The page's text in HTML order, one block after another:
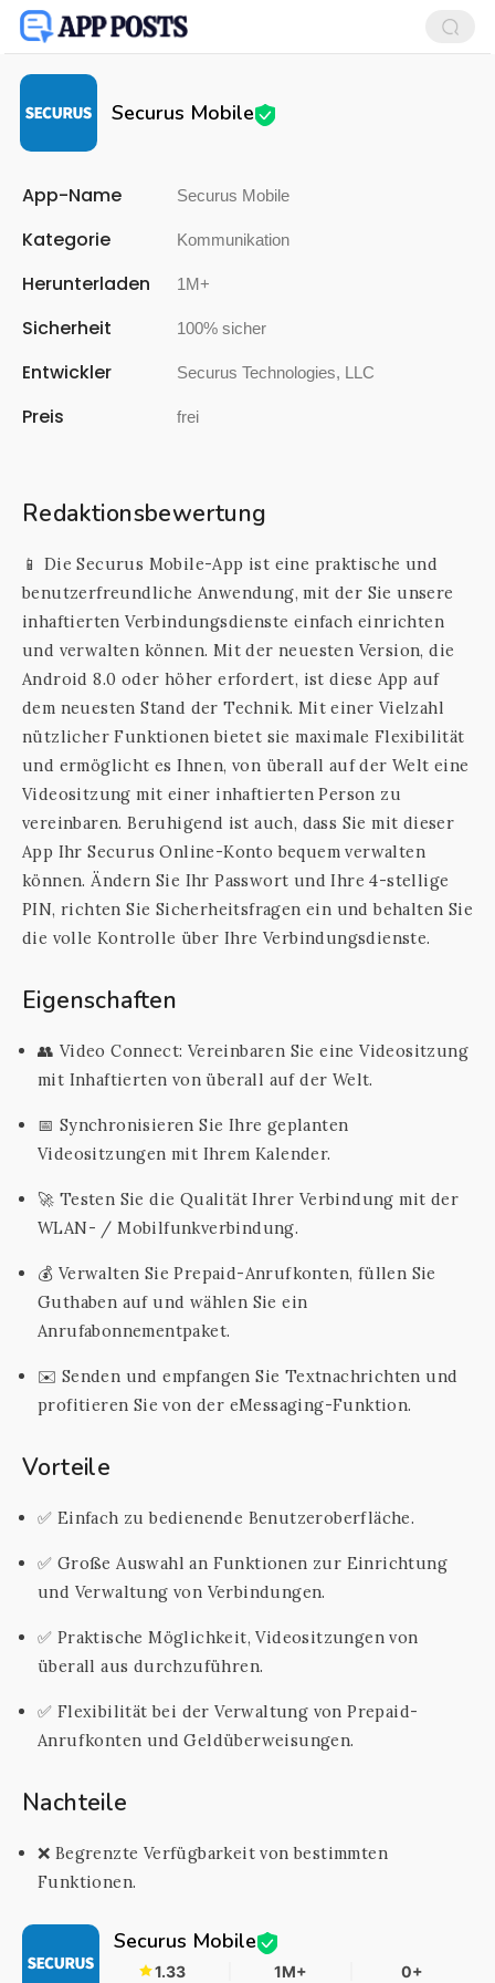
Securus Mobile
App-Name Securus Mobile
Kategorie Kommunikation
Herunterladen 1M+
Sicherheit 100% sicher
Entwickler Securus Technologies, LLC
Preis frei
Redaktionsbewertung
📱 Die Securus Mobile-App ist eine praktische und
benutzerfreundliche Anwendung, mit der Sie unsere
inhaftierten Verbindungsdienste einfach einrichten
und verwalten können. Mit der neuesten Version, die
Android 8.0 oder höher erfordert, ist diese App auf
dem neuesten Stand der Technik. Mit einer Vielzahl
nützlicher Funktionen bietet sie maximale Flexibilität
und ermöglicht es Ihnen, von überall auf der Welt eine
Videositzung mit einer inhaftierten Person zu
vereinbaren. Beruhigend ist auch, dass Sie mit dieser
App Ihr Securus Online-Konto bequem verwalten
können. Ändern Sie Ihr Passwort und Ihre 4-stellige
PIN, richten Sie Sicherheitsfragen ein und behalten Sie
die volle Kontrolle über Ihre Verbindungsdienste.
Eigenschaften
👥 Video Connect: Vereinbaren Sie eine Videositzung
mit Inhaftierten von überall auf der Welt.
📅 Synchronisieren Sie Ihre geplanten
Videositzungen mit Ihrem Kalender.
🚀 Testen Sie die Qualität Ihrer Verbindung mit der
WLAN- / Mobilfunkverbindung.
💰 Verwalten Sie Prepaid-Anrufkonten, füllen Sie
Guthaben auf und wählen Sie ein
Anrufabonnementpaket.
✉️ Senden und empfangen Sie Textnachrichten und
profitieren Sie von der eMessaging-Funktion.
Vorteile
✅ Einfach zu bedienende Benutzeroberfläche.
✅ Große Auswahl an Funktionen zur Einrichtung
und Verwaltung von Verbindungen.
✅ Praktische Möglichkeit, Videositzungen von
überall aus durchzuführen.
✅ Flexibilität bei der Verwaltung von Prepaid-
Anrufkonten und Geldüberweisungen.
Nachteile
❌ Begrenzte Verfügbarkeit von bestimmten
Funktionen.
Securus Mobile
1.33 1M+ 0+